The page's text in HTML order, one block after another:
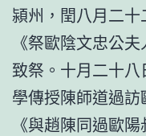
潁州，閏八月二
《祭歐陰文忠公
致祭。十月二十
學傳授陳師道過訪
《與趙陳同過歐